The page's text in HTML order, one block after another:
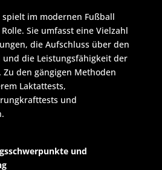
im modernen Fußball
Sie umfasst eine Vielzahl
die Aufschluss über den
und die Leistungsfähigkeit der
den gängigen Methoden
Laktattests,
und
und